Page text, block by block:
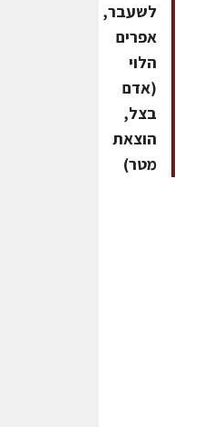
לשעבר,
אפרים
הלוי
(אדם
בצל,
הוצאת
מטר)